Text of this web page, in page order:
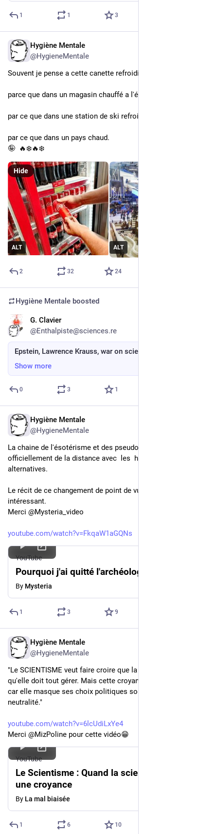
1 1 3
Hygiène Mentale
@HygieneMentale
Souvent je pense a cette canette refroidie avec de l'énergie,
parce que dans un magasin chauffé a l'énergie,
par ce que dans une station de ski refroidie a l'énergie,
par ce que dans un pays chaud.
🤪  🔥❄️🔥❄️
ALT ALT
Hide
2 32 24
Hygiène Mentale boosted
G. Clavier
@Enthalpiste@sciences.re
Epstein, Lawrence Krauss, war on science
Show more
0 3 1
Hygiène Mentale
@HygieneMentale
La chaine de l'ésotérisme et des pseudo archéologies  prend
officiellement de la distance avec  les  hypothèses
alternatives.
Le récit de ce changement de point de vue est très
intéressant.
Merci @Mysteria_video
youtube.com/watch?v=FkqaW1aGQNs
YouTube
Pourquoi j'ai quitté l'archéologie alternative…
By Mysteria
1 3 9
Hygiène Mentale
@HygieneMentale
"Le SCIENTISME veut faire croire que la science peut tout, et
qu'elle doit tout gérer. Mais cette croyance est dangereuse
car elle masque ses choix politiques sous un vernis de
neutralité."
youtube.com/watch?v=6lcUdiLxYe4
Merci @MizPoline pour cette vidéo😁
YouTube
Le Scientisme : Quand la science devient
une croyance
By La mal biaisée
1 6 10